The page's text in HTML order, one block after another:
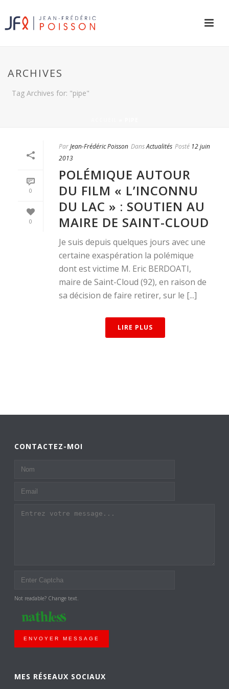
ARCHIVES
Tag Archives for: "pipe"
0
0
ParJean-Frédéric Poisson DansActualités Posté 12 juin
2013
POLÉMIQUE AUTOUR
DU FILM « L’INCONNU
DU LAC » : SOUTIEN AU
MAIRE DE SAINT-CLOUD
Je suis depuis quelques jours avec une
certaine exaspération la polémique
dont est victime M. Eric BERDOATI,
maire de Saint-Cloud (92), en raison de
sa décision de faire retirer, sur le [...]
LIRE PLUS
CONTACTEZ-MOI
Not readable? Change text.
ENVOYER MESSAGE
MES RÉSEAUX SOCIAUX